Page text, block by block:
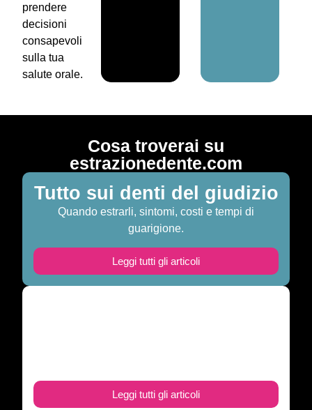
prendere
decisioni
consapevoli
sulla tua
salute orale.
Cosa troverai su
estrazionedente.com
Tutto sui denti del giudizio
Quando estrarli, sintomi, costi e tempi di
guarigione.
Leggi tutti gli articoli
Leggi tutti gli articoli